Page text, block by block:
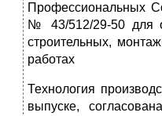
Профессиональных
№ 43/512/29-50 для
строительных,
работах
Технология
выпуске,